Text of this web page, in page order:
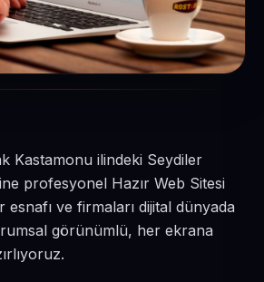
Kastamonu ilindeki Seydiler
profesyonel Hazır Web Sitesi
ve firmaları dijital dünyada
görünümlü, her ekrana